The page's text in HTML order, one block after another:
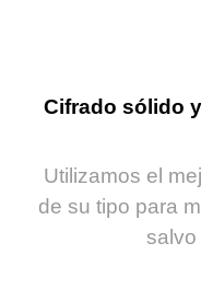
Cifrado sólido
Utilizamos el
de su tipo para